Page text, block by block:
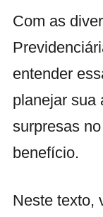
Com as
entender
planejar sua
surpresas
benefício.
Neste texto,